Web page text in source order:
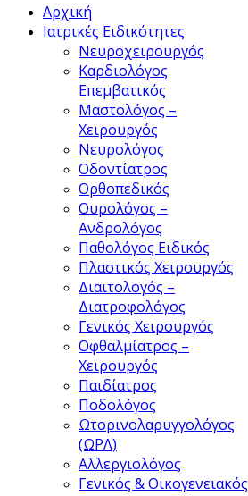
Αρχική
Ιατρικές Ειδικότητες
Νευροχειρουργός
Καρδιολόγος
Επεμβατικός
Μαστολόγος –
Χειρουργός
Νευρολόγος
Οδοντίατρος
Ορθοπεδικός
Ουρολόγος –
Ανδρολόγος
Παθολόγος Ειδικός
Πλαστικός Χειρουργός
Διαιτολογός –
Διατροφολόγος
Γενικός Χειρουργός
Οφθαλμίατρος –
Χειρουργός
Παιδίατρος
Ποδολόγος
Ωτορινολαρυγγολόγος
(ΩΡΛ)
Αλλεργιολόγος
Γενικός & Οικογενειακός